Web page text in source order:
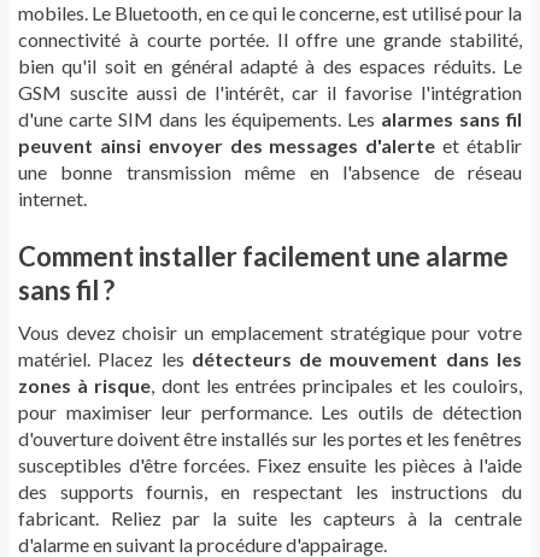
mobiles. Le Bluetooth, en ce qui le concerne, est utilisé pour la
connectivité à courte portée. Il offre une grande stabilité,
bien qu'il soit en général adapté à des espaces réduits. Le
GSM suscite aussi de l'intérêt, car il favorise l'intégration
d'une carte SIM dans les équipements. Les alarmes sans fil
peuvent ainsi envoyer des messages d'alerte et établir
une bonne transmission même en l'absence de réseau
internet.
Comment installer facilement une alarme
sans fil ?
Vous devez choisir un emplacement stratégique pour votre
matériel. Placez les détecteurs de mouvement dans les
zones à risque , dont les entrées principales et les couloirs,
pour maximiser leur performance. Les outils de détection
d'ouverture doivent être installés sur les portes et les fenêtres
susceptibles d'être forcées. Fixez ensuite les pièces à l'aide
des supports fournis, en respectant les instructions du
fabricant. Reliez par la suite les capteurs à la centrale
d'alarme en suivant la procédure d'appairage.